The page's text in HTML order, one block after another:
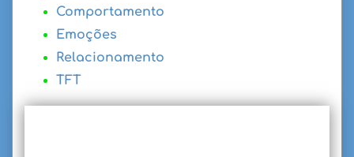
Comportamento
Emoções
Relacionamento
TFT